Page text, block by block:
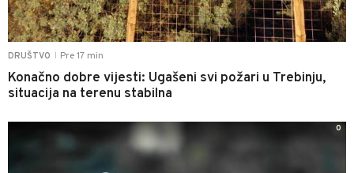
DRUŠTVO Pre 17 min
Konačno dobre vijesti: Ugašeni svi požari u Trebinju,
situacija na terenu stabilna
0